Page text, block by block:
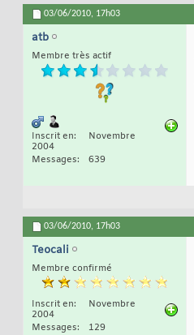
03/06/2010, 17h03
atb
Membre très actif
Inscrit en
Novembre
2004
Messages
639
03/06/2010, 17h03
Teocali
Membre confirmé
Inscrit en
Novembre
2004
Messages
129